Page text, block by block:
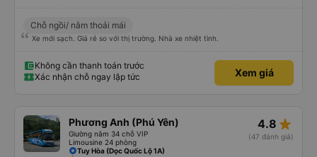
Chỗ ngồi/ nằm thoải mái
Xe mới sạch. Giá rẻ so với thị trường. Nhà xe nhiệt tình.
Không cần thanh toán trước
Xác nhận chỗ ngay lập tức
Xem giá
Phương Anh (Phú Yên)
Giường nằm 34 chỗ VIP
Limousine 24 phòng
4.8 star_rate
(47 đánh giá)
Tuy Hòa (Dọc Quốc Lộ 1A)